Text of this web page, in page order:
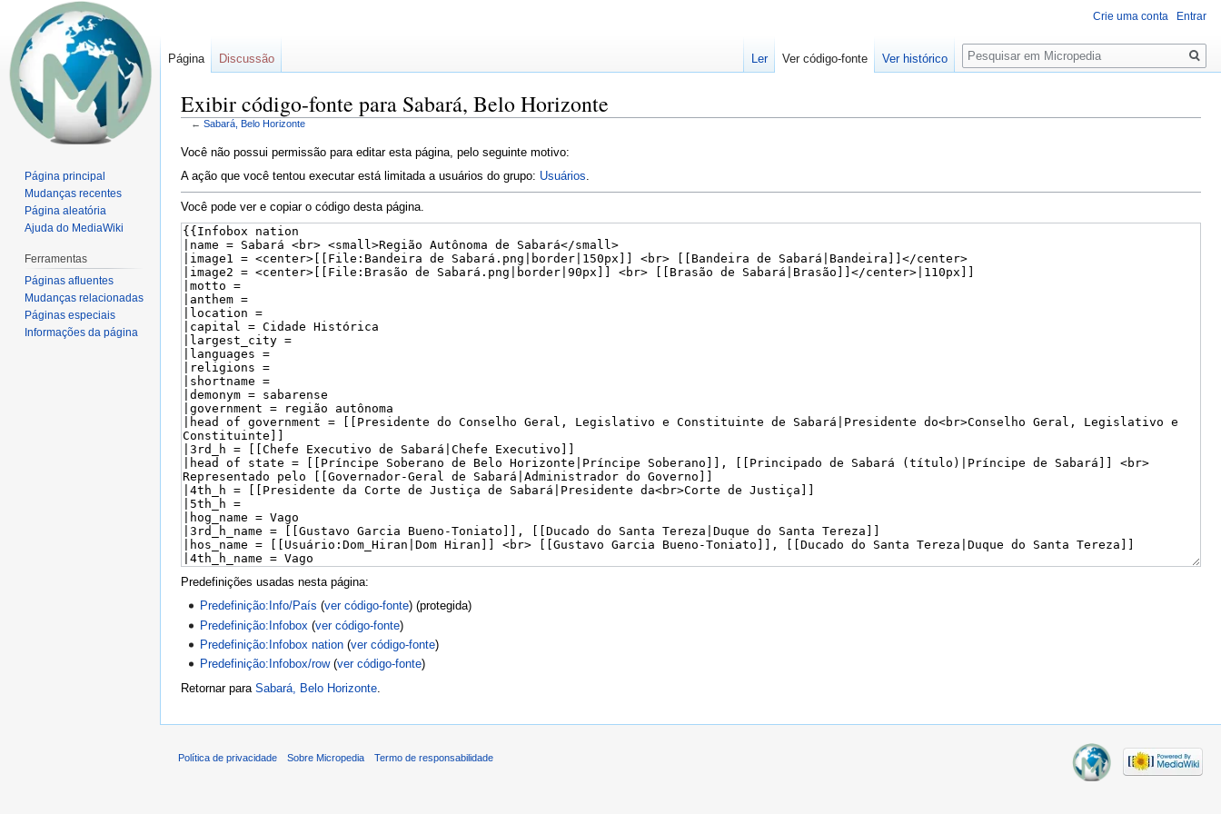
Exibir código-fonte para Sabará, Belo Horizonte
← Sabará, Belo Horizonte
Ir
para
Ir
para
Você não possui permissão para editar esta página, pelo seguinte motivo:
A ação que você tentou executar está limitada a usuários do grupo: Usuários.
Você pode ver e copiar o código desta página.
Predefinições usadas nesta página:
Predefinição:Info/País (ver código-fonte) (protegida)
Predefinição:Infobox (ver código-fonte)
Predefinição:Infobox nation(ver código-fonte)
Predefinição:Infobox/row(ver código-fonte)
Retornar para Sabará, Belo Horizonte.
Crie uma conta Entrar
Página Discussão Ler Ver código-fonte Ver histórico
Pesquisa
Página principal
Mudanças recentes
Página aleatória
Ajuda do MediaWiki
Ferramentas
Páginas afluentes
Mudanças relacionadas
Páginas especiais
Informações da página
Política de privacidade Sobre Micropedia Termo de responsabilidade